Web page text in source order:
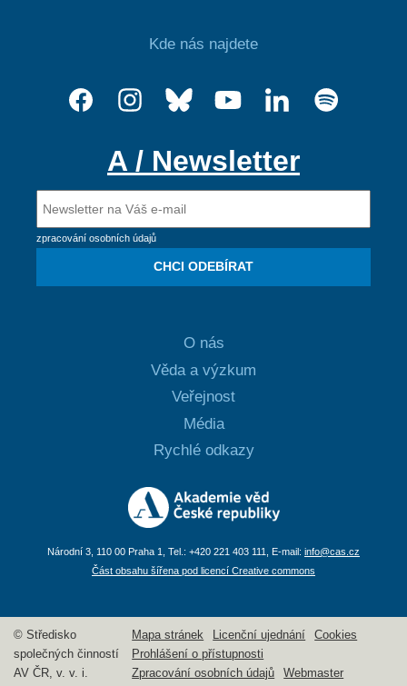
Kde nás najdete
A / Newsletter
zpracování osobních údajů
CHCI ODEBÍRAT
O nás
Věda a výzkum
Veřejnost
Média
Rychlé odkazy
Národní 3, 110 00 Praha 1, Tel.: +420 221 403 111, E-mail: info@cas.cz
Část obsahu šířena pod licencí Creative commons
© Středisko
společných činností
AV ČR, v. v. i.
Mapa stránek Licenční ujednání
Cookies
Prohlášení o přístupnosti
Zpracování osobních údajů
Webmaster